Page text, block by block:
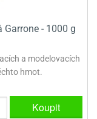
- 1000 g
a modelovacích
hmot.
Koupit